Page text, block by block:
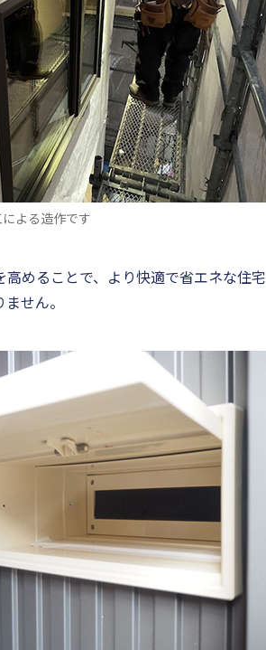
よる造作です
めることで、より快適で省エネな住宅
せん。